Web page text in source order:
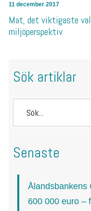
11 december 2017
Mat, det viktigaste
miljöperspektiv
Sök artiklar
Senaste
Ålandsbankens
600 000 euro –